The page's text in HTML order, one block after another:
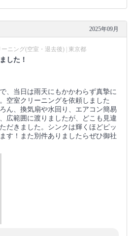
2025年09月
ニング(空室・退去後) | 東京都
した！
、当日は雨天にもかかわらず真摯に
空室クリーニングを依頼しました
ん、換気扇や水回り、エアコン簡易
広範囲に渡りましたが、どこも見違
だきました。シンクは輝くほどピッ
す！また別件ありましたらぜひ御社